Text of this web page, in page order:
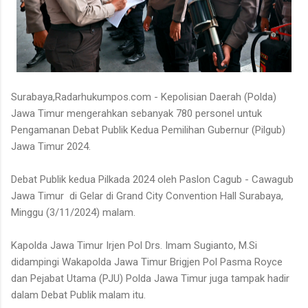
Surabaya,Radarhukumpos.com - Kepolisian Daerah (Polda)
Jawa Timur mengerahkan sebanyak 780 personel untuk
Pengamanan Debat Publik Kedua Pemilihan Gubernur (Pilgub)
Jawa Timur 2024.
Debat Publik kedua Pilkada 2024 oleh Paslon Cagub - Cawagub
Jawa Timur di Gelar di Grand City Convention Hall Surabaya,
Minggu (3/11/2024) malam.
Kapolda Jawa Timur Irjen Pol Drs. Imam Sugianto, M.Si
didampingi Wakapolda Jawa Timur Brigjen Pol Pasma Royce
dan Pejabat Utama (PJU) Polda Jawa Timur juga tampak hadir
dalam Debat Publik malam itu.